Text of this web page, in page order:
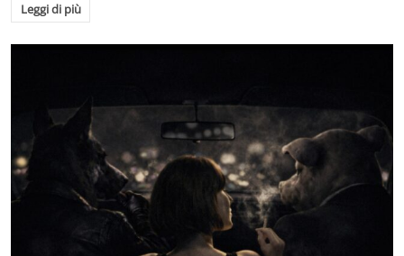
Leggi di più